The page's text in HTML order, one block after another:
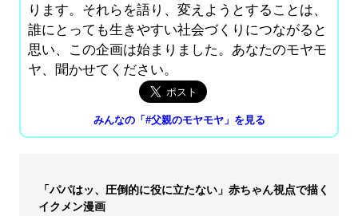
ります。それらを語り、変えようとすることは、
誰にとっても生きやすい社会づくりにつながると
思い、この企画は始まりました。あなたのモヤモ
ヤ、聞かせてください。
みんなの「#父親のモヤモヤ」を見る
「パパはッ、圧倒的に役に立たない」赤ちゃん視点で描く
イクメン漫画